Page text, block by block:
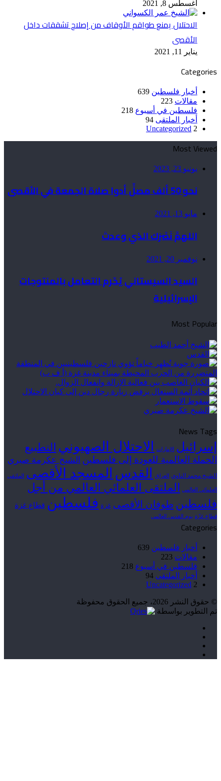
أغسطس 8, 2021
الاحتلال يمنع طواقم الأوقاف من إصلاح تشققات داخل
الأقصى
يناير 11, 2021
Categories
أخبار فلسطين 639
مقالات 223
فلسطين في أسبوع 218
أخبار الملتقى 94
Uncategorized 2
Most Viewed
يونيو 23, 2023
نحو 50 ألف مصلٍّ أدوا صلاة الجمعة في الأقصى
مايو 13, 2021
اللهمَّ نَصْرَك الذي وعدتَ
نوفمبر 20, 2021
السيد السيستاني يُحّرم التعامل بالمنتوجات
الإسرائيلية
Most Popular
News Tags
إسرائيل الإمارات الاحتلال الصهيوني التطبيع
الحملة العالمية للعودة إلى فلسطين الشيخ عكرمة صبري
الشيخ محمد الناوي العراق القدس المسجد الأقصى الملتقى
العلمائي العالمي الملتقى العلمائي العالمي من أجل
فلسطين طوفان الأقصى غزة فلسطين قطاع غزة
قطاع غزّة يوم القدس العالمي
Categories
أخبار فلسطين 639
مقالات 223
فلسطين في أسبوع 218
أخبار الملتقى 94
Uncategorized 2
© حقوق النشر 2026، جميع الحقوق محفوظة
تم التطوير بواسطة